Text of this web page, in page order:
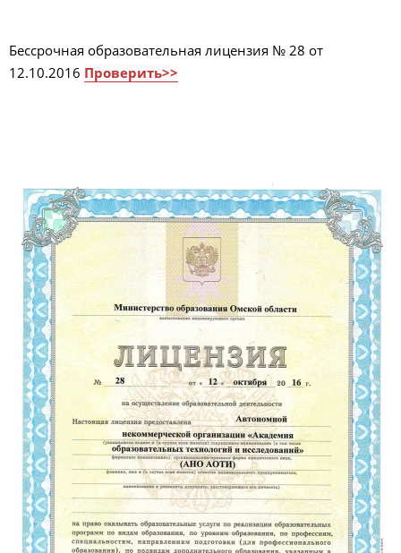
Бессрочная образовательная лицензия № 28 от
12.10.2016 Проверить>>